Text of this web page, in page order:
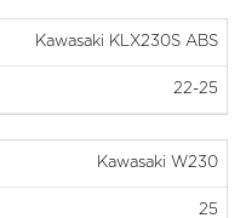
Kawasaki KLX230S ABS
22-25
Kawasaki W230
25